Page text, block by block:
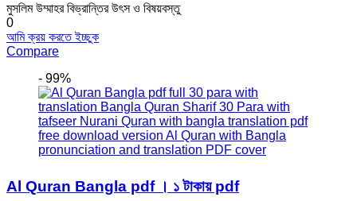
মুসলিম উম্মাহর বিভ্রান্তির উৎস ও বিষয়বস্তু
0
আমি ক্রয় করতে ইচ্ছুক
Compare
- 99%
Al Quran Bangla pdf । ১ টাকায় pdf